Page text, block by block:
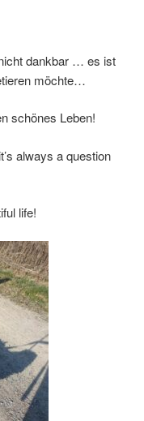
dankbar … es ist
möchte…
schönes Leben!
always a question
life!